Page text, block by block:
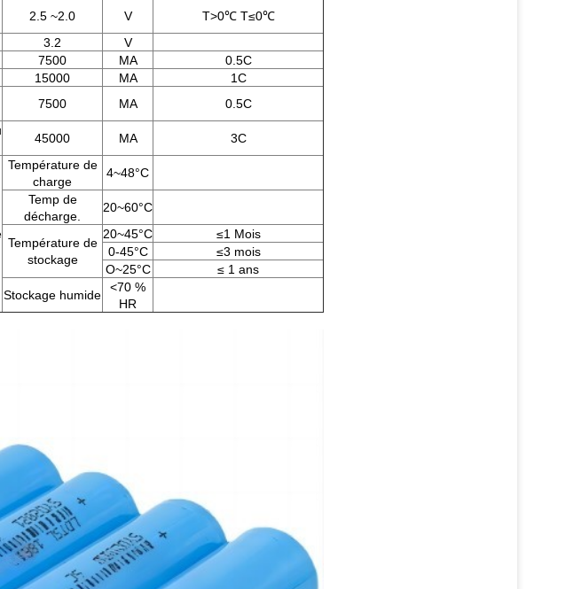
2.5 ~2.0 V
T>0℃ T≤0℃
3.2
V
7500 MA
0.5C
15000 MA
1C
7500 MA 0.5C
45000 MA 3C
Température de
charge
4~48°C
Temp de
décharge.
20~60°C
Température de
stockage
20~45°C
≤1 Mois
0-45°C
≤3 mois
O~25°C
≤ 1 ans
Stockage humide
<70 %
HR